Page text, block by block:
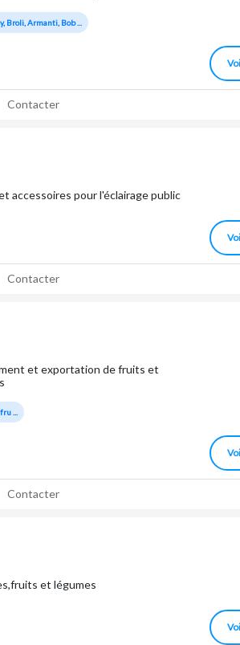
Broli, Armanti, Bob ...
Contacter
accessoires pour l'éclairage public
Contacter
et exportation de fruits et
...
Contacter
et légumes